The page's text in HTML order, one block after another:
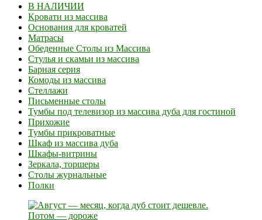
В НАЛИЧИИ
Кровати из массива
Основания для кроватей
Матрасы
Обеденные Столы из Массива
Стулья и скамьи из массива
Барная серия
Комоды из массива
Стеллажи
Письменные столы
Тумбы под телевизор из массива дуба для гостиной
Прихожие
Тумбы прикроватные
Шкаф из массива дуба
Шкафы-витрины
Зеркала, торшеры
Столы журнальные
Полки